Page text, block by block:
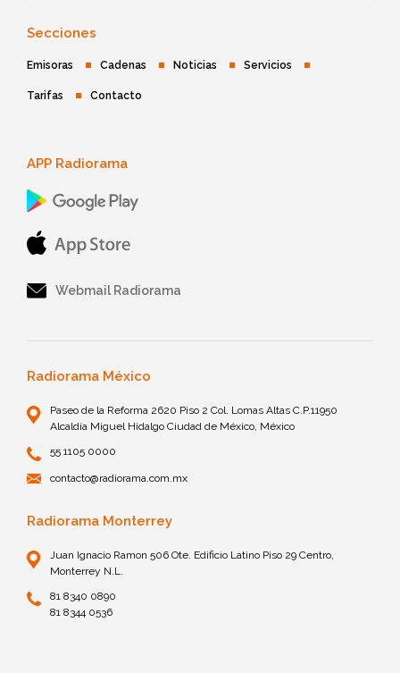
Secciones
Emisoras Cadenas Noticias Servicios
Tarifas Contacto
APP Radiorama
Webmail Radiorama
Radiorama México
Paseo de la Reforma 2620 Piso 2 Col. Lomas Altas C.P.11950
Alcaldía Miguel Hidalgo Ciudad de México, México
55 1105 0000
contacto@radiorama.com.mx
Radiorama Monterrey
Juan Ignacio Ramon 506 Ote. Edificio Latino Piso 29 Centro,
Monterrey N.L.
81 8340 0890
81 8344 0536